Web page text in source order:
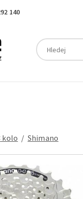
140
8 kolo / Shimano